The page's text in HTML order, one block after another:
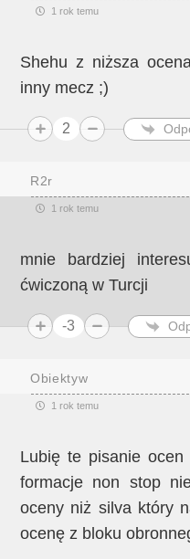
1 rok temu
Shehu z niższa
inny mecz ;)
2
R2r
1 rok temu
mnie bardziej
ćwiczoną w Turcji
-3
Obiektyw
1 rok temu
Lubię te pisanie
formacje non stop
oceny niż silva który
ocenę z bloku